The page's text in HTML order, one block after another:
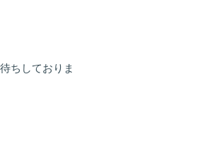
ちしておりま